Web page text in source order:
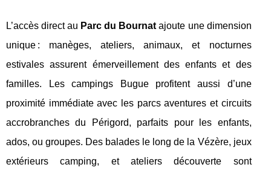
L’accès direct au Parc du Bournat ajoute une dimension
unique : manèges, ateliers, animaux, et nocturnes
estivales assurent émerveillement des enfants et des
familles. Les campings Bugue profitent aussi d’une
proximité immédiate avec les parcs aventures et circuits
accrobranches du Périgord, parfaits pour les enfants,
ados, ou groupes. Des balades le long de la Vézère, jeux
extérieurs camping, et ateliers découverte sont